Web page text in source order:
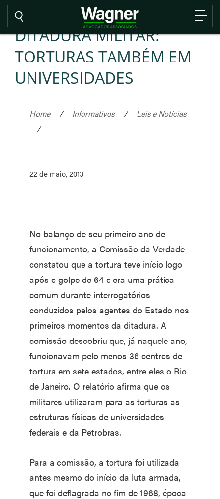
DITADURA MILITAR:
TORTURAS TAMBÉM EM
UNIVERSIDADES
Home / Informativos /
Leis e Notícias
/
22 de maio, 2013
No balanço de seu primeiro ano de
funcionamento, a Comissão da Verdade
constatou que a tortura teve início logo
após o golpe de 64 e era uma prática
comum durante interrogatórios
conduzidos pelos agentes do Estado nos
primeiros momentos da ditadura. A
comissão descobriu que, já naquele ano,
funcionavam pelo menos 36 centros de
tortura em sete estados, entre eles o Rio
de Janeiro. O relatório afirma que os
militares utilizaram para as torturas as
estruturas físicas de universidades
federais e da Petrobras.
Para a comissão, a tortura foi utilizada
antes mesmo do início da luta armada,
que foi deflagrada no fim de 1968, época